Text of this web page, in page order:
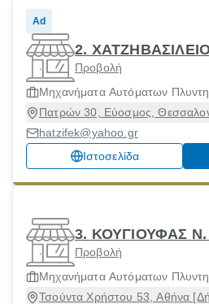
Ad
2.
Προβολή
Μηχανήματα Αυτόματων
Πατρών 30, Εύοσμος,
hatzifek@yahoo.gr
Ιστοσελίδα
3. ΚΟΥΓΙΟΥΦΑΣ
Προβολή
Μηχανήματα Αυτόματων
Τσούντα Χρήστου 53, Αθήνα